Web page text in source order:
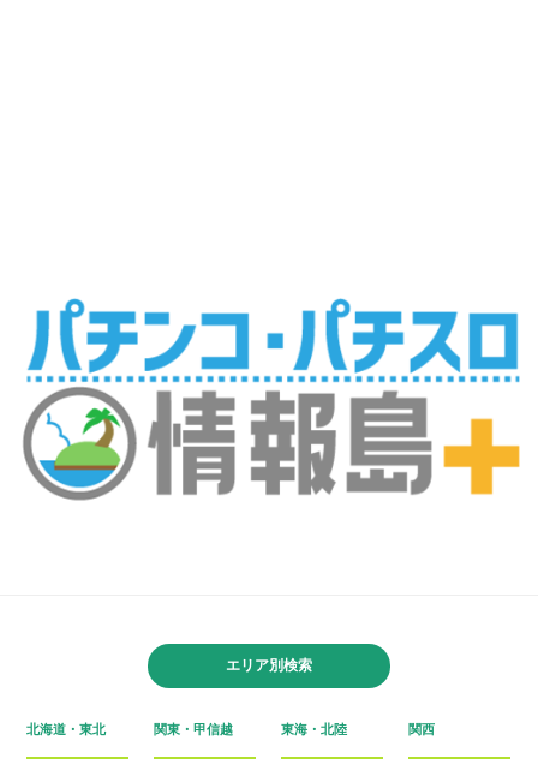
エリア別検索
北海道・東北 関東・甲信越 東海・北陸 関西